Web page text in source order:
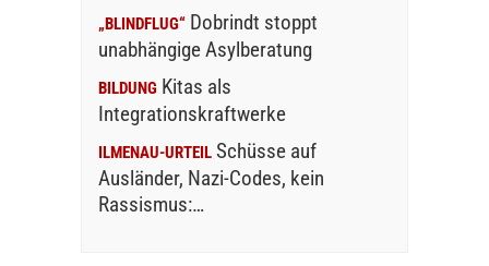
„BLINDFLUG“ Dobrindt stoppt
unabhängige Asylberatung
BILDUNG Kitas als
Integrationskraftwerke
ILMENAU-URTEIL Schüsse auf
Ausländer, Nazi-Codes, kein
Rassismus:…